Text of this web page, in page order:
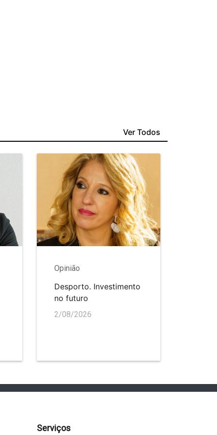
Ver Todos
Opinião
Desporto. Investimento
no futuro
2/08/2026
Serviços